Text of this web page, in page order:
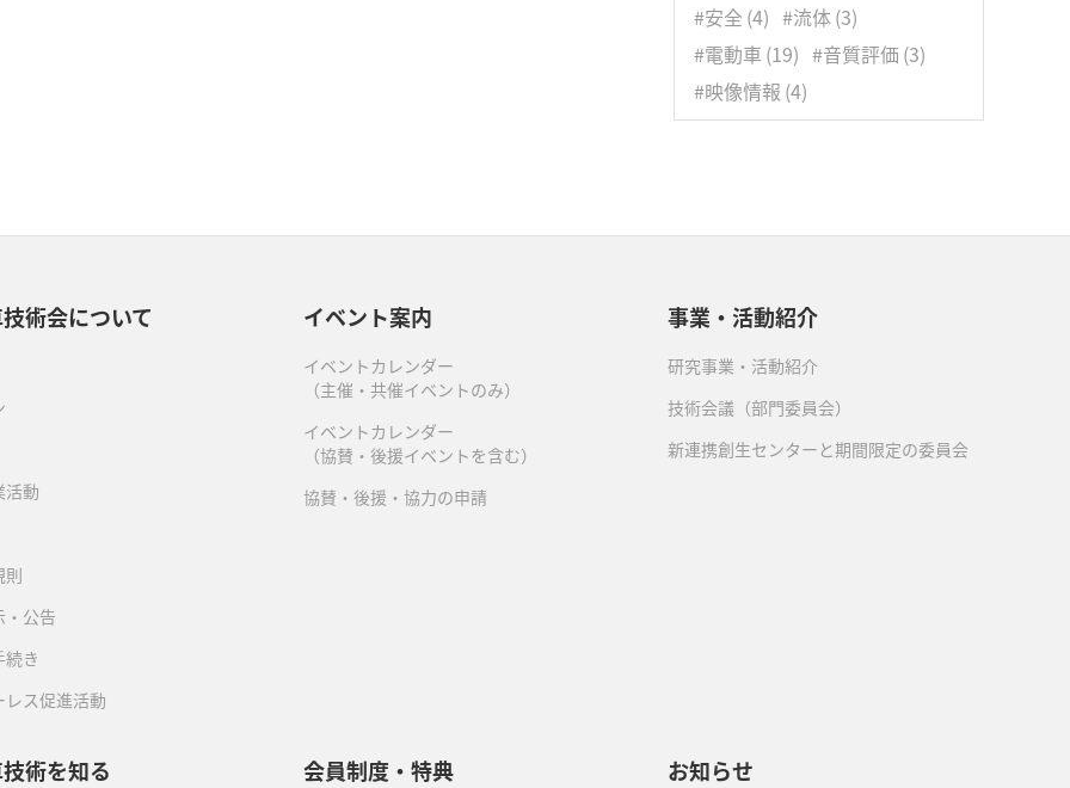
1月(5)
#安全 (4) #流体(3)
#電動車 (19) #音質評価 (3)
#映像情報 (4)
術会について
活動
則
・公告
き
レス促進活動
イベント案内
イベントカレンダー
（主催・共催イベントのみ）
イベントカレンダー
（協賛・後援イベントを含む）
協賛・後援・協力の申請
事業・活動紹介
研究事業・活動紹介
技術会議（部門委員会）
新連携創生センターと期間限定の委員会
術を知る 会員制度・特典 お知らせ